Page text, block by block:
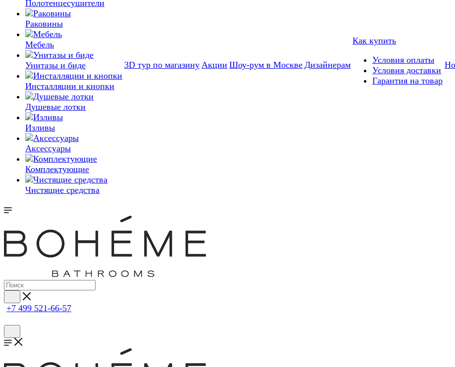
Полотенцесушители
Раковины
Мебель
Унитазы и биде
Инсталляции и кнопки
Душевые лотки
Изливы
Аксессуары
Комплектующие
Чистящие средства
3D тур по магазину Акции Шоу-рум в Москве Дизайнерам
Как купить
Условия оплаты
Условия доставки
Гарантия на товар
+7 499 521-66-57